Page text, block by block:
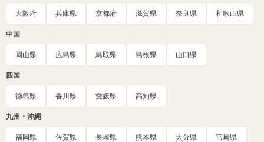
大阪府 兵庫県 京都府 滋賀県 奈良県 和歌山県
中国
岡山県 広島県 鳥取県 島根県 山口県
四国
徳島県 香川県 愛媛県 高知県
九州・沖縄
福岡県 佐賀県 長崎県 熊本県 大分県 宮崎県